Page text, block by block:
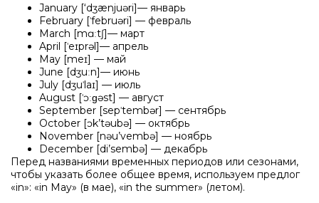
January [‘dʒænjuəri]— январь
February [ˈfebruəri] — февраль
March [mɑːtʃ]— март
April [ˈeɪprəl]— апрель
May [meɪ] — май
June [dʒuːn]— июнь
July [dʒuˈlaɪ] — июль
August [ˈɔːɡəst] — август
September [sepˈtembər] — сентябрь
October [ɔk’təubə] — октябрь
November [nəu’vembə] — ноябрь
December [di’sembə] — декабрь
Перед названиями временных периодов или сезонами,
чтобы указать более общее время, используем предлог
«in»: «in May» (в мае), «in the summer» (летом).